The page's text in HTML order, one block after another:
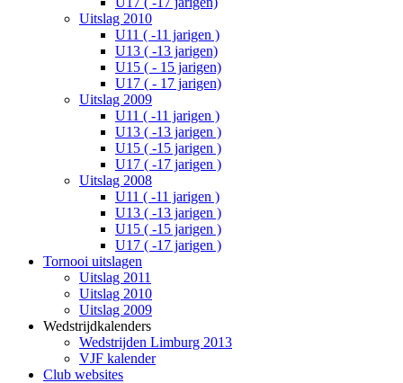
Uitslag 2010
U11 ( -11 jarigen )
U13 ( -13 jarigen)
U15 ( - 15 jarigen)
U17 ( - 17 jarigen)
Uitslag 2009
U11 ( -11 jarigen )
U13 ( -13 jarigen )
U15 ( -15 jarigen )
U17 ( -17 jarigen )
Uitslag 2008
U11 ( -11 jarigen )
U13 ( -13 jarigen )
U15 ( -15 jarigen )
U17 ( -17 jarigen )
Tornooi uitslagen
Uitslag 2011
Uitslag 2010
Uitslag 2009
Wedstrijdkalenders
Wedstrijden Limburg 2013
VJF kalender
Club websites